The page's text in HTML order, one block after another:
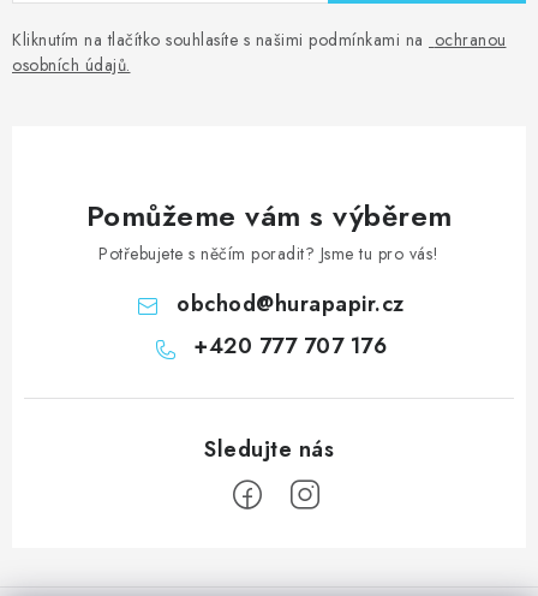
Kliknutím na tlačítko souhlasíte s našimi podmínkami na ochranou
osobních údajů.
Pomůžeme vám s výběrem
Potřebujete s něčím poradit? Jsme tu pro vás!
obchod@hurapapir.cz
+420 777 707 176